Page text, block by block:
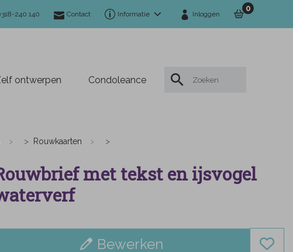
240 140 Contact Informatie Inloggen
0
ontwerpen Condoleance
Rouwkaarten
met tekst en ijsvogel
Bewerken